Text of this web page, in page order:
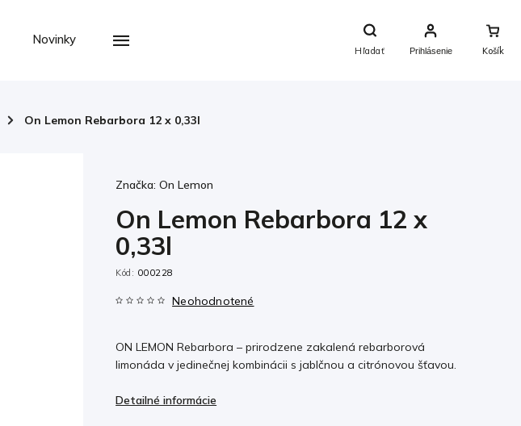
Hľadať
Nákupný
Košík
Prihlásenie
Novinky
/ On Lemon Rebarbora 12 x 0,33l
On Lemon Rebarbora 12 x
0,33l
Kód: 000228
Neohodnotené
ON LEMON Rebarbora – prirodzene zakalená rebarborová
limonáda v jedinečnej kombinácii s jablčnou a citrónovou šťavou.
Detailné informácie
Značka:On Lemon